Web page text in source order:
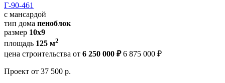
Г-90-461
с мансардой
тип дома пеноблок
размер 10х9
площадь 125 м2
цена строительства от 6 250 000 ₽ 6 875 000 ₽
Проект от 37 500 р.